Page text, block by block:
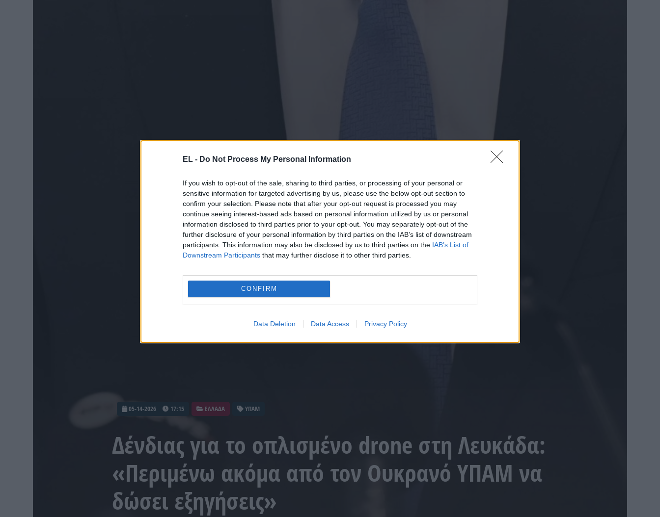
EL - Do Not Process My Personal Information
If you wish to opt-out of the sale, sharing to third parties, or processing of your personal or
sensitive information for targeted advertising by us, please use the below opt-out section to
confirm your selection. Please note that after your opt-out request is processed you may
continue seeing interest-based ads based on personal information utilized by us or personal
information disclosed to third parties prior to your opt-out. You may separately opt-out of the
further disclosure of your personal information by third parties on the IAB’s list of downstream
participants. This information may also be disclosed by us to third parties on the IAB’s List of
Downstream Participants that may further disclose it to other third parties.
CONFIRM
Data Deletion Data Access Privacy Policy
05-14-2026 17:15 ΕΛΛΑΔΑ ΥΠΑΜ
Δένδιας για το οπλισμένο drone στη Λευκάδα:
«Περιμένω ακόμα από τον Ουκρανό ΥΠΑΜ να
δώσει εξηγήσεις»